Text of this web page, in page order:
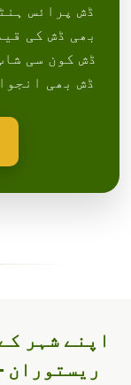
ڈش پرائس
بھی ڈش کی
ڈش کون سی
ڈش بھی
اپنے شہر
ریستوران